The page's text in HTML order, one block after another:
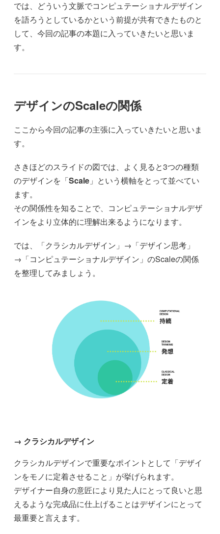
では、どういう文脈でコンピュテーショナルデザイン
を語ろうとしているかという前提が共有できたものと
して、今回の記事の本題に入っていきたいと思いま
す。
デザインのScaleの関係
ここから今回の記事の主張に入っていきたいと思いま
す。
さきほどのスライドの図では、よく見ると3つの種類
のデザインを「Scale 」という横軸をとって並べてい
ます。
その関係性を知ることで、コンピュテーショナルデザ
インをより立体的に理解出来るようになります。
では、「クラシカルデザイン」→「デザイン思考」
→「コンピュテーショナルデザイン」のScaleの関係
を整理してみましょう。
→ クラシカルデザイン
クラシカルデザインで重要なポイントとして「デザイ
ンをモノに定着させること」が挙げられます。
デザイナー自身の意匠により見た人にとって良いと思
えるような完成品に仕上げることはデザインにとって
最重要と言えます。